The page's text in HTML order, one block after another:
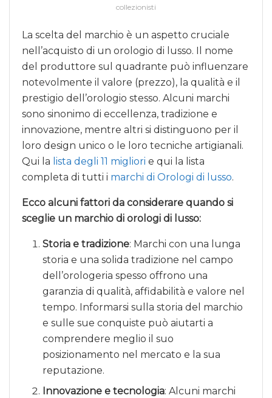
collezionisti
La scelta del marchio è un aspetto cruciale
nell’acquisto di un orologio di lusso. Il nome
del produttore sul quadrante può influenzare
notevolmente il valore (prezzo), la qualità e il
prestigio dell’orologio stesso. Alcuni marchi
sono sinonimo di eccellenza, tradizione e
innovazione, mentre altri si distinguono per il
loro design unico o le loro tecniche artigianali.
Qui la lista degli 11 migliori e qui la lista
completa di tutti i marchi di Orologi di lusso.
Ecco alcuni fattori da considerare quando si
sceglie un marchio di orologi di lusso:
Storia e tradizione: Marchi con una lunga
storia e una solida tradizione nel campo
dell’orologeria spesso offrono una
garanzia di qualità, affidabilità e valore nel
tempo. Informarsi sulla storia del marchio
e sulle sue conquiste può aiutarti a
comprendere meglio il suo
posizionamento nel mercato e la sua
reputazione.
Innovazione e tecnologia: Alcuni marchi